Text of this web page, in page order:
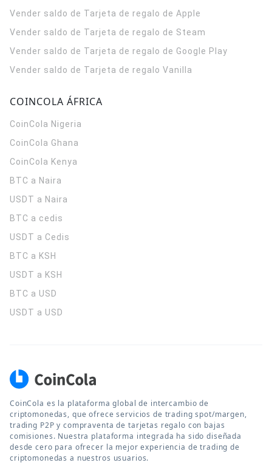
Vender saldo de Tarjeta de regalo de Apple
Vender saldo de Tarjeta de regalo de Steam
Vender saldo de Tarjeta de regalo de Google Play
Vender saldo de Tarjeta de regalo Vanilla
COINCOLA ÁFRICA
CoinCola Nigeria
CoinCola Ghana
CoinCola Kenya
BTC a Naira
USDT a Naira
BTC a cedis
USDT a Cedis
BTC a KSH
USDT a KSH
BTC a USD
USDT a USD
CoinCola es la plataforma global de intercambio de
criptomonedas, que ofrece servicios de trading spot/margen,
trading P2P y compraventa de tarjetas regalo con bajas
comisiones. Nuestra plataforma integrada ha sido diseñada
desde cero para ofrecer la mejor experiencia de trading de
criptomonedas a nuestros usuarios.